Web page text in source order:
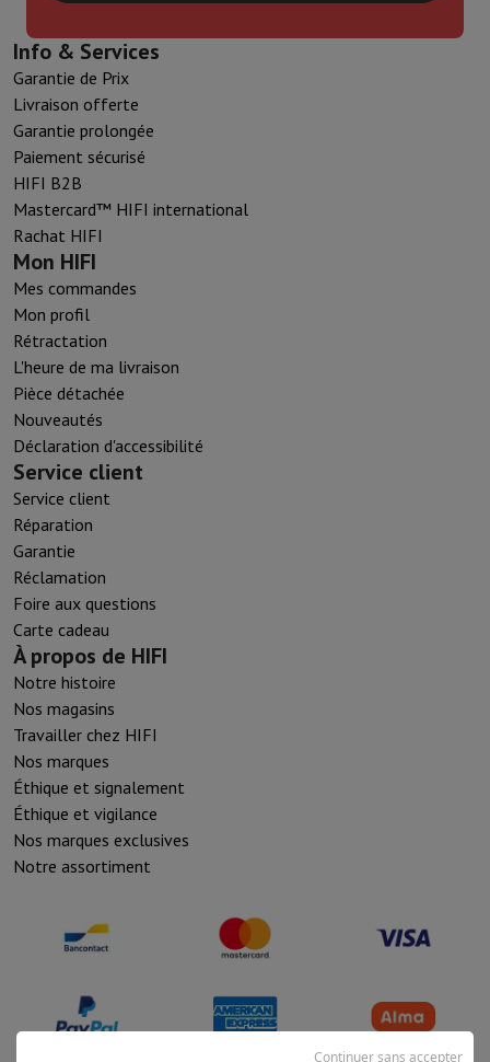
Info & Services
Garantie de Prix
Livraison offerte
Garantie prolongée
Paiement sécurisé
HIFI B2B
Mastercard™ HIFI international
Rachat HIFI
Mon HIFI
Mes commandes
Mon profil
Rétractation
L'heure de ma livraison
Pièce détachée
Nouveautés
Déclaration d'accessibilité
Service client
Service client
Réparation
Garantie
Réclamation
Foire aux questions
Carte cadeau
À propos de HIFI
Notre histoire
Nos magasins
Travailler chez HIFI
Nos marques
Éthique et signalement
Éthique et vigilance
Nos marques exclusives
Notre assortiment
Continuer sans accepter